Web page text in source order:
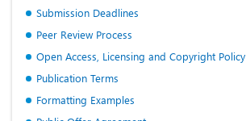
Submission Deadlines
Peer Review Process
Open Access, Licensing and Copyright Policy
Publication Terms
Formatting Examples